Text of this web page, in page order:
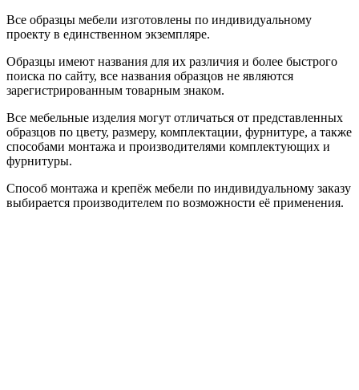
Все образцы мебели изготовлены по индивидуальному
проекту в единственном экземпляре.
Образцы имеют названия для их различия и более быстрого
поиска по сайту, все названия образцов не являются
зарегистрированным товарным знаком.
Все мебельные изделия могут отличаться от представленных
образцов по цвету, размеру, комплектации, фурнитуре, а также
способами монтажа и производителями комплектующих и
фурнитуры.
Способ монтажа и крепёж мебели по индивидуальному заказу
выбирается производителем по возможности её применения.